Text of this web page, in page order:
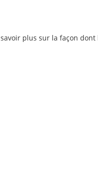
savoir plus sur la façon